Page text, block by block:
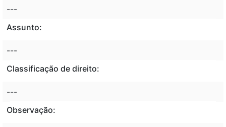
---
Assunto:
---
Classificação de direito:
---
Observação: